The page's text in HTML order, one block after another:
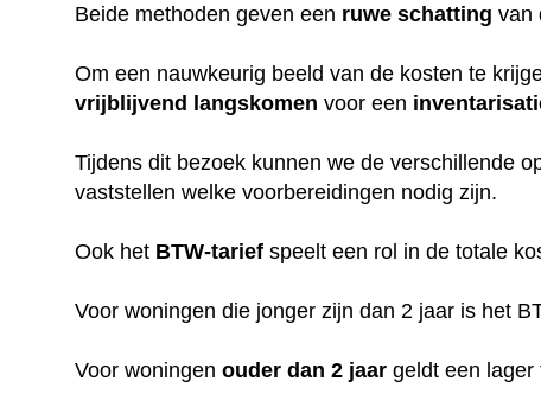
Beide methoden geven een ruwe schatting van
Om een nauwkeurig beeld van de kosten te
vrijblijvend langskomen voor een
Tijdens dit bezoek kunnen we de verschillende
vaststellen welke voorbereidingen nodig zijn.
Ook het BTW-tarief speelt een rol in de totale
Voor woningen die jonger zijn dan 2 jaar is het
Voor woningenouder dan 2 jaar geldt een